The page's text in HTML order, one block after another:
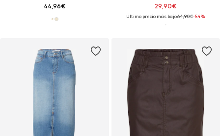
44,96€ 29,90€
Último precio más bajo:64,90€-54%